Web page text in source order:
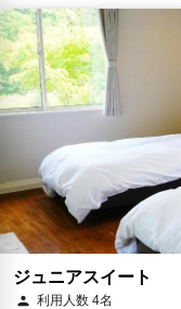
ジュニアスイート
利用人数 4名